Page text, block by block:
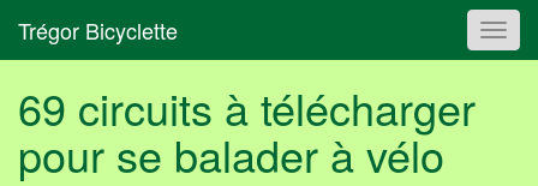
Trégor Bicyclette
69 circuits à télécharger
pour se balader à vélo